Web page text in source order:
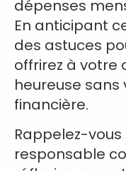
dépenses
En anticipant
des astuces
offrirez à votre
heureuse
financière.
Rappelez-
responsable